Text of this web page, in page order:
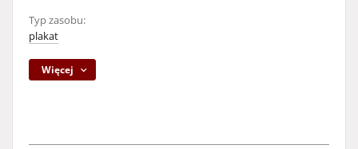
Typ zasobu:
plakat
Więcej